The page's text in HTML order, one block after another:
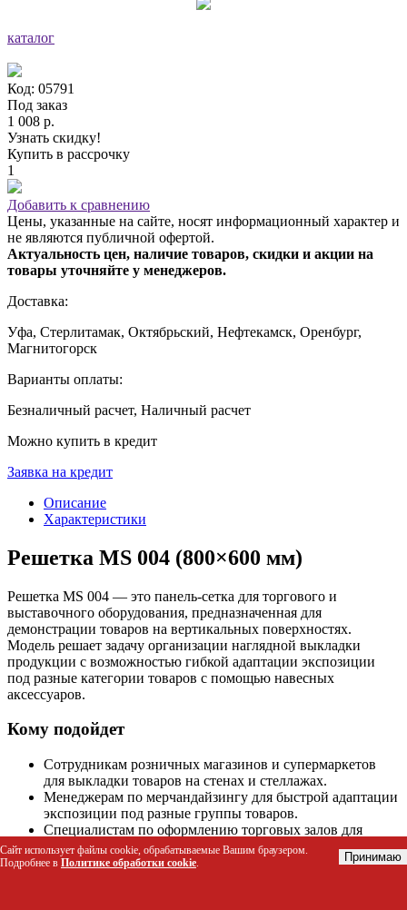
каталог
Код: 05791
Под заказ
1 008 р.
Узнать скидку!
Купить в рассрочку
1
Добавить к сравнению
Цены, указанные на сайте, носят информационный характер и
не являются публичной офертой.
Актуальность цен, наличие товаров, скидки и акции на
товары уточняйте у менеджеров.
Доставка:
Уфа, Стерлитамак, Октябрьский, Нефтекамск, Оренбург,
Магнитогорск
Варианты оплаты:
Безналичный расчет, Наличный расчет
Можно купить в кредит
Заявка на кредит
Описание
Характеристики
Решетка MS 004 (800×600 мм)
Решетка MS 004 — это панель-сетка для торгового и
выставочного оборудования, предназначенная для
демонстрации товаров на вертикальных поверхностях.
Модель решает задачу организации наглядной выкладки
продукции с возможностью гибкой адаптации экспозиции
под разные категории товаров с помощью навесных
аксессуаров.
Кому подойдет
Сотрудникам розничных магазинов и супермаркетов
для выкладки товаров на стенах и стеллажах.
Менеджерам по мерчандайзингу для быстрой адаптации
экспозиции под разные группы товаров.
Специалистам по оформлению торговых залов для
создания акцентных зон продаж.
Владельцам выставочных павильонов и стендов для
Сайт использует файлы cookie, обрабатываемые Вашим браузером.
Подробнее в Политике обработки cookie. Принимаю